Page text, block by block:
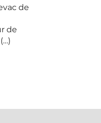
de
de